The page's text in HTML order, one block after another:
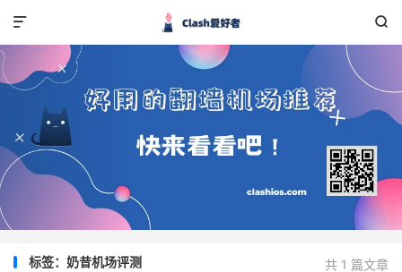


共 1 篇文章
标签：奶昔机场评测